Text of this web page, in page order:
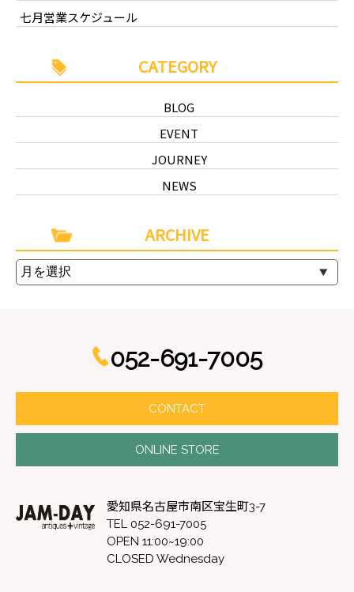
七月営業スケジュール
CATEGORY
BLOG
EVENT
JOURNEY
NEWS
ARCHIVE
052-691-7005
CONTACT
ONLINE STORE
愛知県名古屋市南区宝生町3-7
TEL 052-691-7005
OPEN 11:00~19:00
CLOSED Wednesday